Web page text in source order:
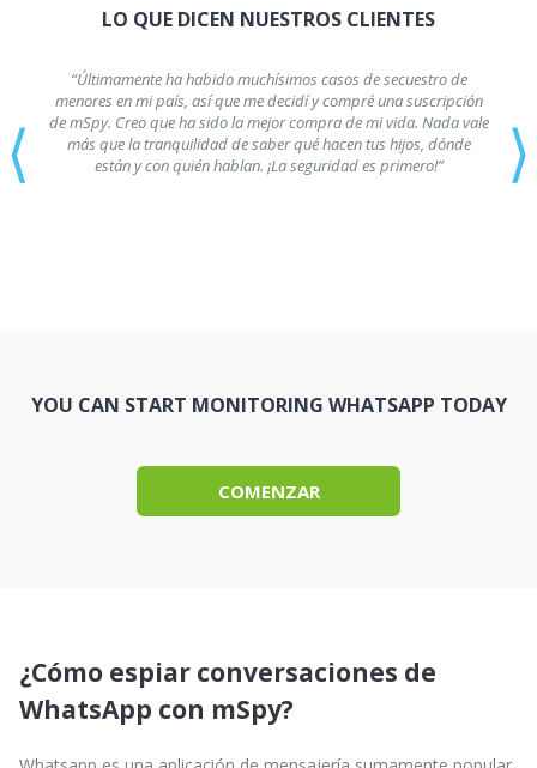
LO QUE DICEN NUESTROS CLIENTES
“Últimamente ha habido muchísimos casos de secuestro de
menores en mi país, así que me decidí y compré una suscripción
de mSpy. Creo que ha sido la mejor compra de mi vida. Nada vale
más que la tranquilidad de saber qué hacen tus hijos, dónde
están y con quién hablan. ¡La seguridad es primero!”
⟨ ⟩
YOU CAN START MONITORING WHATSAPP TODAY
COMENZAR
¿Cómo espiar conversaciones de
WhatsApp con mSpy?